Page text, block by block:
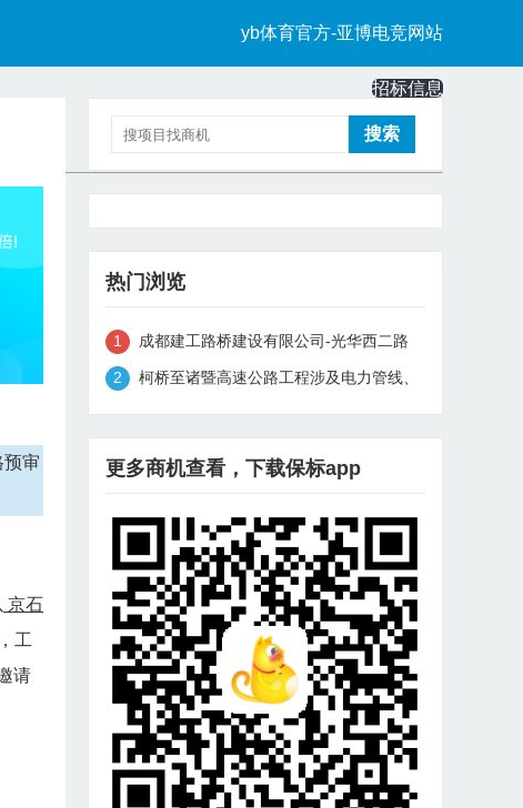
yb体育官方-亚博电竞网站
招标信息
中标信息
预审
京石
，工
请
热门浏览
成都建工路桥建设有限公司-光华西二路
（光华北八路至光华北九路）道路及市政
柯桥至诸暨高速公路工程涉及电力管线、
更多商机查看，下载保标app